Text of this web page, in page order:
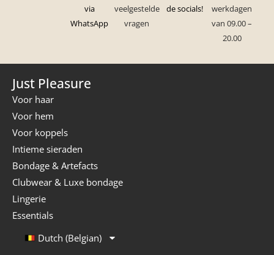
via
WhatsApp
veelgestelde
vragen
de socials!
werkdagen
van 09.00 –
20.00
Just Pleasure
Voor haar
Voor hem
Voor koppels
Intieme sieraden
Bondage & Artefacts
Clubwear & Luxe bondage
Lingerie
Essentials
Dutch (Belgian)